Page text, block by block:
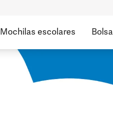
Mochilas escolares